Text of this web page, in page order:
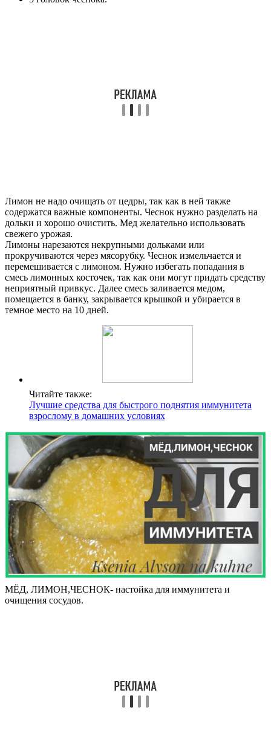
Лимон не надо очищать от цедры, так как в ней также
содержатся важные компоненты. Чеснок нужно разделать на
дольки и хорошо очистить. Мед желательно использовать
свежего урожая.
Лимоны нарезаются некрупными дольками или
прокручиваются через мясорубку. Чеснок измельчается и
перемешивается с лимоном. Нужно избегать попадания в
смесь лимонных косточек, так как они могут придать средству
неприятный привкус. Далее смесь заливается медом,
помещается в банку, закрывается крышкой и убирается в
темное место на 10 дней.
Читайте также:
Лучшие средства для быстрого поднятия иммунитета
взрослому в домашних условиях
МЁД, ЛИМОН,ЧЕСНОК- настойка для иммунитета и
очищения сосудов.